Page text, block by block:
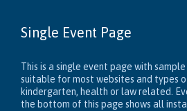
Single Event Page
This is a single event page with
suitable for most websites and types
kindergarten, health or law related.
the bottom of this page shows all